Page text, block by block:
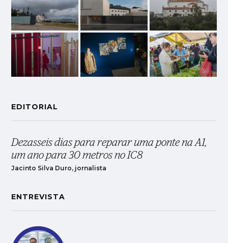
EDITORIAL
Dezasseis dias para reparar uma ponte na A1,
um ano para 30 metros no IC8
Jacinto Silva Duro, jornalista
ENTREVISTA